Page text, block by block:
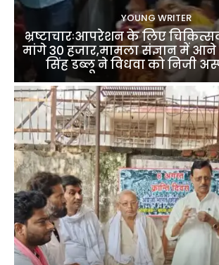
YOUNG WRITER
भ्रष्टाचारःआपरेशन के लिए
मांगे 30 हजार,मामला संज्ञान में
सिंह डब्लू ने विधवा को निजी